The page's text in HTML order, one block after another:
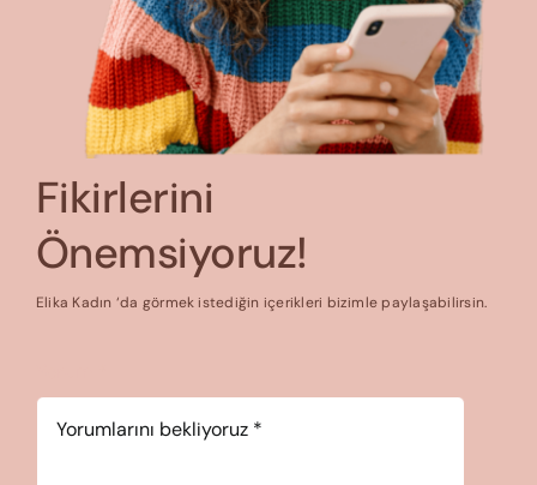
Fikirlerini
Önemsiyoruz!
Elika Kadın ‘da görmek istediğin içerikleri bizimle paylaşabilirsin.